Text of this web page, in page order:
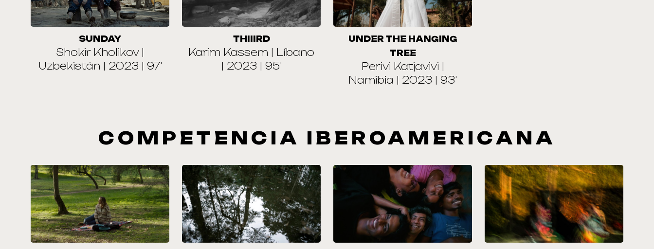
SUNDAY
Shokir Kholikov |
Uzbekistán | 2023 | 97'
THIIIRD
Karim Kassem | Líbano
| 2023 | 95'
UNDER THE HANGING
TREE
Perivi Katjavivi |
Namibia | 2023 | 93'
COMPETENCIA IBEROAMERICANA